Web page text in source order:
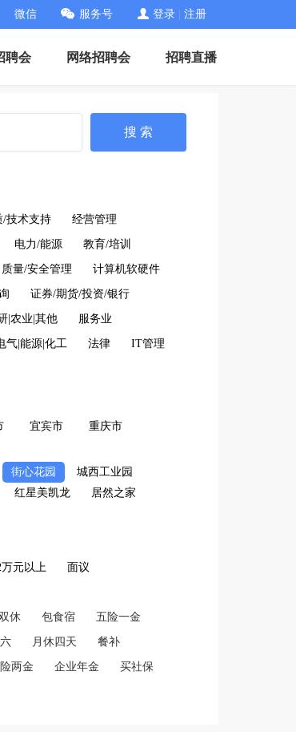
微信 服务号 登录 注册
聘会 网络招聘会 招聘直播
搜 索
/技术支持 经营管理
电力/能源 教育/培训
质量/安全管理 计算机软硬件
证券/期货/投资/银行
|农业|其他 服务业
气|能源|化工 法律 IT管理
宜宾市
重庆市
街心花园
城西工业园
红星美凯龙 居然之家
万元以上 面议
休 包食宿 五险一金
月休四天 餐补
两金 企业年金 买社保